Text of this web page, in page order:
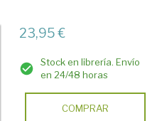
23,95 €
Stock en librería. Envío
en 24/48 horas
COMPRAR